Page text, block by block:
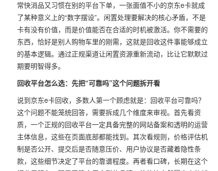
常快消品又习惯在别的平台下单，一张面值不小的京东e卡就成
了某种意义上的“数字摆设”。闲置处理要解决的核心矛盾，不是
卡有没有价值，而是价值能否在合适的时机被激活。你不需要的
东西，恰好是别人购物车里的刚需，这就是回收这件事能够成立
的基本逻辑。通过正规渠道让闲置资源重新流动，比让它默默过
期要明智得多。
回收平台怎么选：先把“可靠吗”这个问题拆开看
说到京东e卡回收，多数人第一个顾虑就是：回收平台可靠吗？
这个问题不能笼统回答，需要拆成几个维度来审视。首先看资
质，一个正规的回收平台一定具备完整的网站备案和透明的运营
主体信息，这些在页面底部都能找到。其次看规则，价格评估机
制是否公开、提交后是否随意压价、用户协议是否藏着隐性条
款，这些细节决定了平台的靠谱程度。再者看口碑，长期在这个